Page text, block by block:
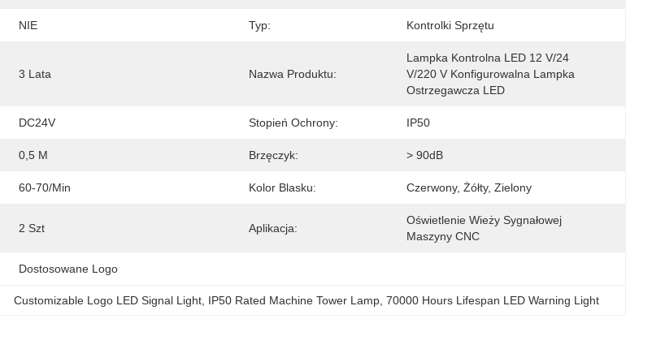
NIE Typ: Kontrolki Sprzętu
3 Lata Nazwa Produktu:
Lampka Kontrolna LED 12 V/24
V/220 V Konfigurowalna Lampka
Ostrzegawcza LED
DC24V Stopień Ochrony: IP50
0,5 M Brzęczyk: > 90dB
60-70/min Kolor Blasku: Czerwony, Żółty, Zielony
2 Szt Aplikacja:
Oświetlenie Wieży Sygnałowej
Maszyny CNC
Dostosowane Logo
Customizable Logo LED Signal Light IP50 Rated Machine Tower Lamp , 70000 Hours Lifespan LED Warning Light